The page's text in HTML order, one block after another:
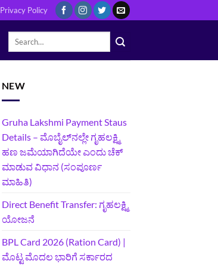
Privacy Policy
NEW
Gruha Lakshmi Payment Staus
Details – ಮೊಬೈಲ್‌ನಲ್ಲೇ ಗೃಹಲಕ್ಷ್ಮಿ
ಹಣ ಜಮೆಯಾಗಿದೆಯೇ ಎಂದು ಚೆಕ್
ಮಾಡುವ ವಿಧಾನ (ಸಂಪೂರ್ಣ
ಮಾಹಿತಿ)
Direct Benefit Transfer: ಗೃಹಲಕ್ಷ್ಮಿ
ಯೋಜನೆ
BPL Card 2026 (Ration Card) |
ಮೊಟ್ಟ ಮೊದಲ ಭಾರಿಗೆ ಸರ್ಕಾರದ